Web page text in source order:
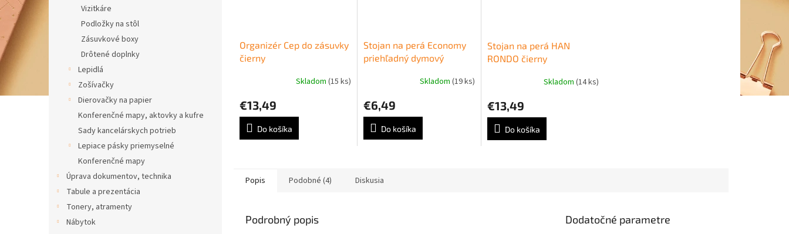
Vizitkáre
Podložky na stôl
Zásuvkové boxy
Drôtené doplnky
Lepidlá
Zošívačky
Dierovačky na papier
Konferenčné mapy, aktovky a kufre
Sady kancelárskych potrieb
Lepiace pásky priemyselné
Konferenčné mapy
Úprava dokumentov, technika
Tabule a prezentácia
Tonery, atramenty
Nábytok
Organizér Cep do zásuvky
čierny
Skladom (15 ks)
€13,49
Do košíka
Stojan na perá Economy
priehľadný dymový
Skladom (19 ks)
€6,49
Do košíka
Stojan na perá HAN
RONDO čierny
Skladom(14 ks)
€13,49
Do košíka
Popis Podobné (4) Diskusia
Podrobný popis Dodatočné parametre